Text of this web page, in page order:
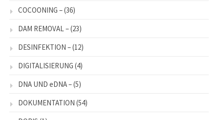
COCOONING –(36)
DAM REMOVAL –(23)
DESINFEKTION –(12)
DIGITALISIERUNG (4)
DNA UND eDNA –(5)
DOKUMENTATION (54)